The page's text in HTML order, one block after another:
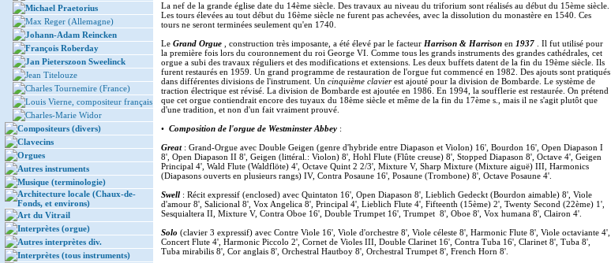
Michael Praetorius
Max Reger (Allemagne)
Johann-Adam Reincken
François Roberday
Jan Pieterszoon Sweelinck
Jean Titelouze
Charles Tournemire (France)
Louis Vierne, compositeur français
Charles-Marie Widor
Compositeurs (divers)
Clavecins
Orgues
Autres instruments
Musique (terminologie)
Architecture locale (Chaux-de-
Fonds, et environs)
Art du Vitrail
Interprètes (orgue)
Autres interprètes div.
Interprètes (tous instruments)
La nef de la grande église date du 14ème siècle. Des travaux au niveau du triforium sont réalisés au début du 15ème siècle.
Les tours élevées au tout début du 16ème siècle ne furent pas achevées, avec la dissolution du monastère en 1540. Ces
tours ne seront terminées seulement qu'en 1740.
Le Grand Orgue , construction très imposante, a été élevé par le facteur Harrison & Harrison en 1937
. Il fut utilisé pour
la première fois lors du couronnement du roi George VI. Comme tous les grands instruments des grandes cathédrales, cet
orgue a subi des travaux réguliers et des modifications et extensions. Les deux buffets datent de la fin du 19ème siècle. Ils
furent restaurés en 1959. Un grand programme de restauration de l'orgue fut commencé en 1982. Des ajouts sont pratiqués
dans différentes divisions de l'instrument. Un cinquième clavierest ajouté pour la division de Bombarde. Le système de
traction électrique est révisé. La division de Bombarde est ajoutée en 1986. En 1994, la soufflerie est restaurée. On prétend
que cet orgue contiendrait encore des tuyaux du 18ème siècle et même de la fin du 17ème s., mais il ne s'agit plutôt que
d'une tradition, et non d'un fait vraiment prouvé.
• Composition de l'orgue de Westminster Abbey :
Great : Grand-Orgue avec Double Geigen (genre d'hybride entre Diapason et Violon) 16', Bourdon 16', Open Diapason I
8', Open Diapason II 8', Geigen (littéral.: Violon) 8', Hohl Flute (Flûte creuse) 8', Stopped Diapason 8', Octave 4', Geigen
Principal 4', Wald Flute (Waldflöte) 4', Octave Quint 2 2/3', Mixture V, Sharp Mixture (Mixture aiguë) III, Harmonics
(Diapasons ouverts en plusieurs rangs) IV, Contra Posaune 16', Posaune (Trombone) 8', Octave Posaune 4'.
Swell : Récit expressif (enclosed) avec Quintaton 16', Open Diapason 8', Lieblich Gedeckt (Bourdon aimable) 8', Viole
d'amour 8', Salicional 8', Vox Angelica 8', Principal 4', Lieblich Flute 4', Fifteenth (15ème) 2', Twenty Second (22ème) 1',
Sesquialtera II, Mixture V, Contra Oboe 16', Double Trumpet 16', Trumpet 8', Oboe 8', Vox humana 8', Clairon 4'.
Solo (clavier 3 expressif) avec Contre Viole 16', Viole d'orchestre 8', Viole céleste 8', Harmonic Flute 8', Viole octaviante 4',
Concert Flute 4', Harmonic Piccolo 2', Cornet de Violes III, Double Clarinet 16', Contra Tuba 16', Clarinet 8', Tuba 8',
Tuba mirabilis 8', Cor anglais 8', Orchestral Hautboy 8', Orchestral Trumpet 8', French Horn 8'.